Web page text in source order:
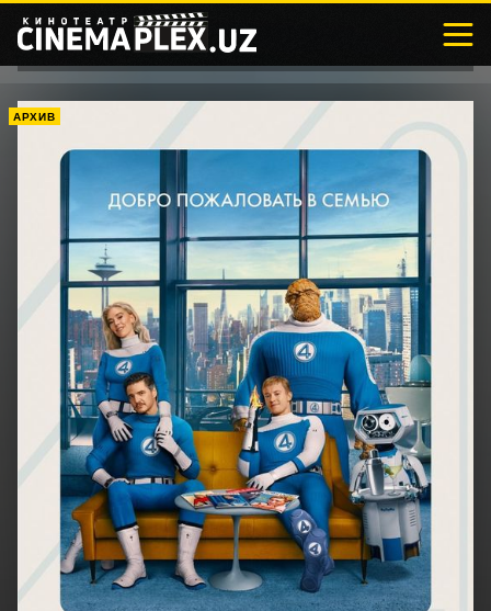
АРХИВ